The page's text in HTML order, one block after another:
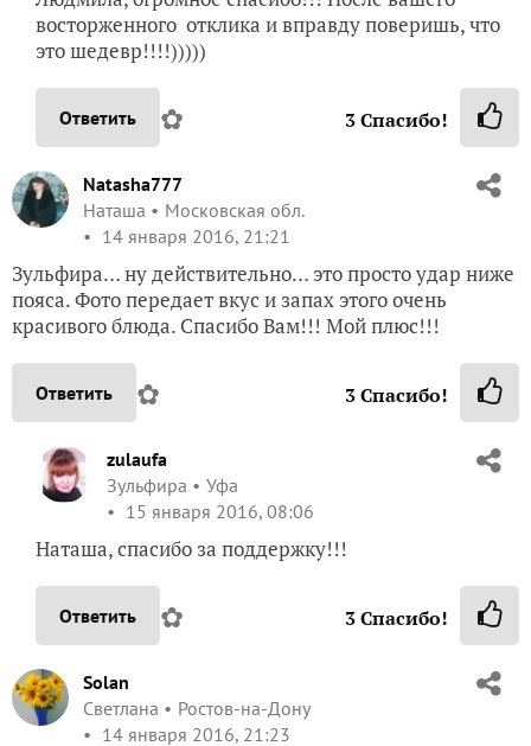
восторженного отклика и вправду поверишь, что
это шедевр!!!!)))))
Ответить ✿ 3Спасибо!
Natasha777
Наташа
Московская обл.
14 января 2016, 21:21
Зульфира… ну действительно… это просто удар ниже
пояса. Фото передает вкус и запах этого очень
красивого блюда. Спасибо Вам!!! Мой плюс!!!
Ответить ✿ 3Спасибо!
zulaufa
Зульфира
Уфа
15 января 2016, 08:06
Наташа, спасибо за поддержку!!!
Ответить ✿ 3Спасибо!
Solan
Светлана
Ростов-на-Дону
14 января 2016, 21:23